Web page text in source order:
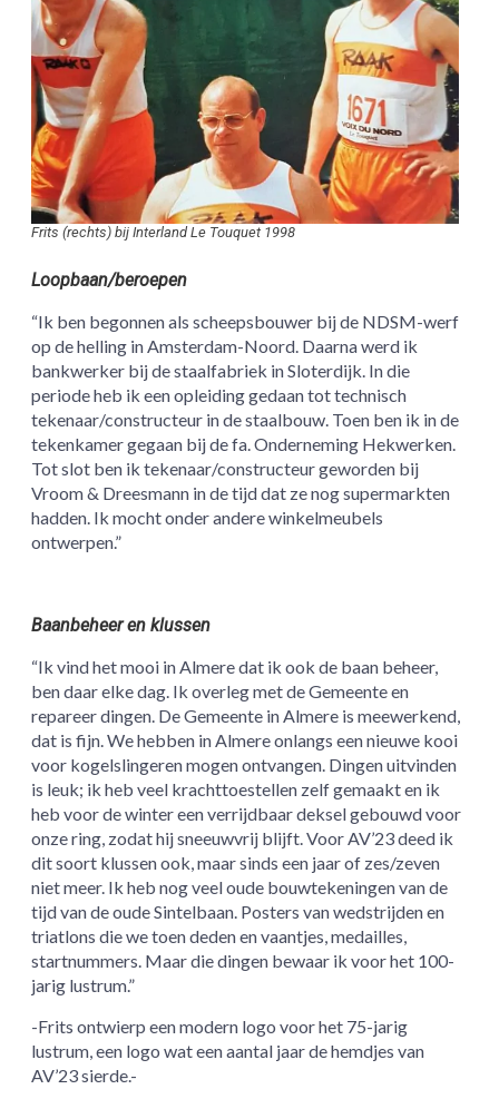
Frits (rechts) bij Interland Le Touquet 1998
Loopbaan/beroepen
“Ik ben begonnen als scheepsbouwer bij de NDSM-werf
op de helling in Amsterdam-Noord. Daarna werd ik
bankwerker bij de staalfabriek in Sloterdijk. In die
periode heb ik een opleiding gedaan tot technisch
tekenaar/constructeur in de staalbouw. Toen ben ik in de
tekenkamer gegaan bij de fa. Onderneming Hekwerken.
Tot slot ben ik tekenaar/constructeur geworden bij
Vroom & Dreesmann in de tijd dat ze nog supermarkten
hadden. Ik mocht onder andere winkelmeubels
ontwerpen.”
Baanbeheer en klussen
“Ik vind het mooi in Almere dat ik ook de baan beheer,
ben daar elke dag. Ik overleg met de Gemeente en
repareer dingen. De Gemeente in Almere is meewerkend,
dat is fijn. We hebben in Almere onlangs een nieuwe kooi
voor kogelslingeren mogen ontvangen. Dingen uitvinden
is leuk; ik heb veel krachttoestellen zelf gemaakt en ik
heb voor de winter een verrijdbaar deksel gebouwd voor
onze ring, zodat hij sneeuwvrij blijft. Voor AV’23 deed ik
dit soort klussen ook, maar sinds een jaar of zes/zeven
niet meer. Ik heb nog veel oude bouwtekeningen van de
tijd van de oude Sintelbaan. Posters van wedstrijden en
triatlons die we toen deden en vaantjes, medailles,
startnummers. Maar die dingen bewaar ik voor het 100-
jarig lustrum.”
-Frits ontwierp een modern logo voor het 75-jarig
lustrum, een logo wat een aantal jaar de hemdjes van
AV’23 sierde.-